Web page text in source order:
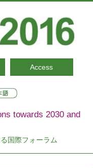
Access
towards 2030 and
国際フォーラム